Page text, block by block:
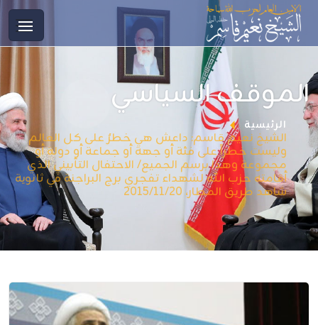
الموقف السياسي
الرئيسية
الشيخ نعيم قاسم: داعش هي خطرٌ على كل العالم
وليست خطراً على فئة أو جهة أو جماعة أو دولة أو
مجموعة وهذا برسم الجميع/ الاحتفال التأبيني الذي
أقامته حزب الله لشهداء تفجري برج البراجنة في ثانوية
شاهد طريق المطار، 2015/11/20